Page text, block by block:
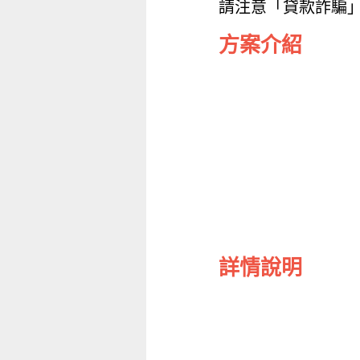
請注意「貸款詐騙
方案介紹
詳情說明